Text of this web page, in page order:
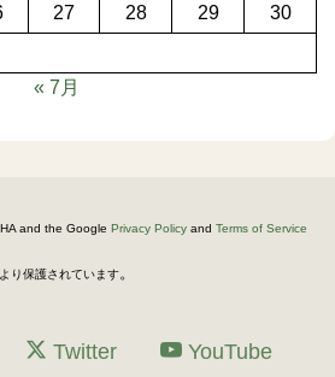
27 28 29
30
« 7月
and the Google Privacy Policy and Terms of Service
り保護されています。
Twitter YouTube